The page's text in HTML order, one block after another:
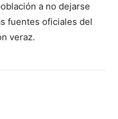
a no dejarse
fuentes oficiales del
veraz.